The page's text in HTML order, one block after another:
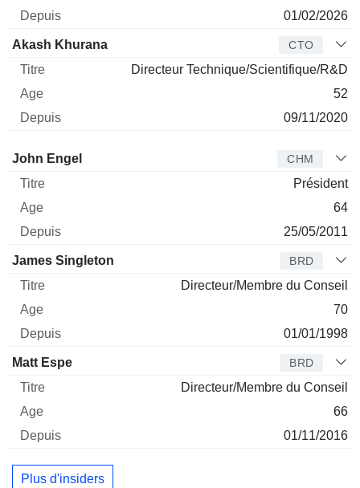
01/02/2026
Akash Khurana CTO
Directeur Technique/Scientifique/R&D
52
09/11/2020
Administrateur
John Engel CHM
Président
64
25/05/2011
James Singleton BRD
Directeur/Membre du Conseil
70
01/01/1998
Matt Espe BRD
Directeur/Membre du Conseil
66
01/11/2016
Plus d'insiders